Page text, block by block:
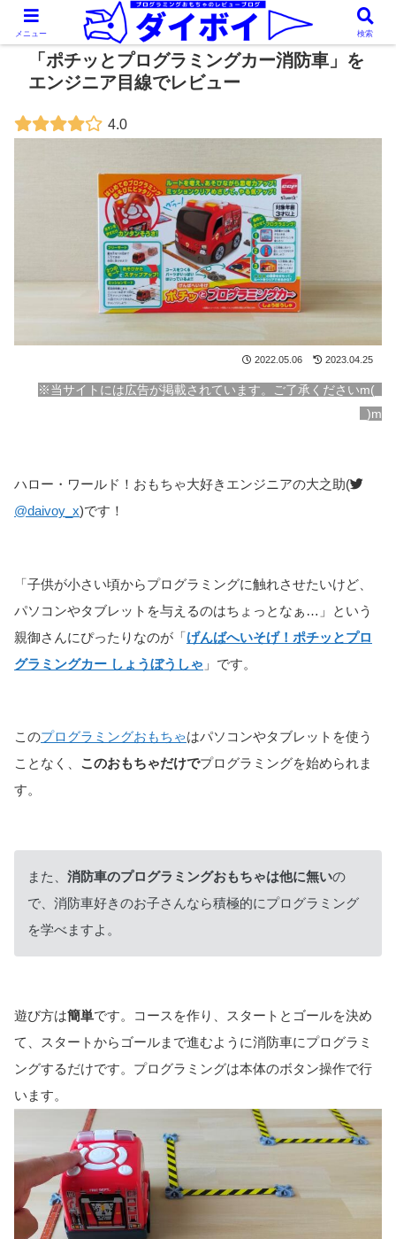
「ポチッとプログラミングカー消防車」を
エンジニア目線でレビュー
4.0
2022.05.06 2023.04.25
※当サイトには広告が掲載されています。ご了承くださいm(_
_)m
ハロー・ワールド！おもちゃ大好きエンジニアの大之助(
@daivoy_x)です！
「子供が小さい頃からプログラミングに触れさせたいけど、
パソコンやタブレットを与えるのはちょっとなぁ…」という
親御さんにぴったりなのが「げんばへいそげ！ポチッとプロ
グラミングカー しょうぼうしゃ 」です。
このプログラミングおもちゃはパソコンやタブレットを使う
ことなく、 このおもちゃだけでプログラミングを始められま
す。
また、 消防車のプログラミングおもちゃは他に無いの
で、消防車好きのお子さんなら積極的にプログラミング
を学べますよ。
遊び方は簡単です。コースを作り、スタートとゴールを決め
て、スタートからゴールまで進むように消防車にプログラミ
ングするだけです。プログラミングは本体のボタン操作で行
います。
メニュー 検索